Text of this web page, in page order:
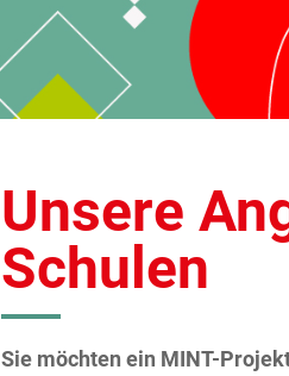
Unsere
Schulen
Sie möchten ein MINT-